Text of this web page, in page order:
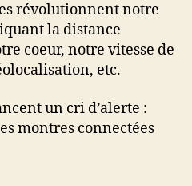
révolutionnent notre
la distance
coeur, notre vitesse de
etc.
un cri d’alerte :
montres connectées